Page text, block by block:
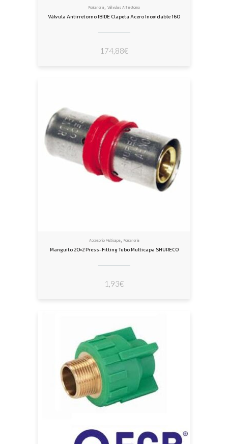
Fontanería, Válvulas Antirretorno
Válvula Antirretorno IBIDE Clapeta Acero Inoxidable 160
174,88€
Accesorio Multicapa, Fontanería
Manguito 20×2 Press-Fitting Tubo Multicapa SHURECO
1,93€